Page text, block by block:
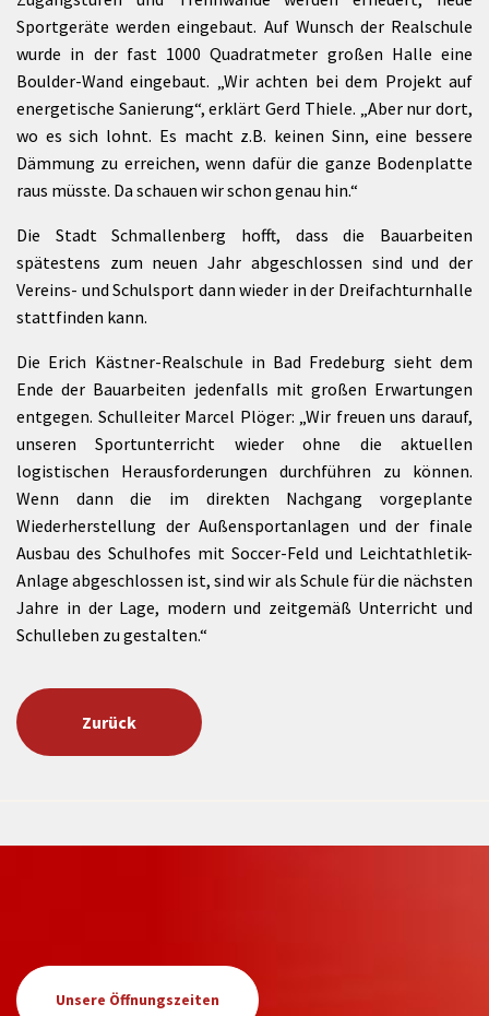
Sportgeräte werden eingebaut. Auf Wunsch der Realschule
wurde in der fast 1000 Quadratmeter großen Halle eine
Boulder-Wand eingebaut. „Wir achten bei dem Projekt auf
energetische Sanierung“, erklärt Gerd Thiele. „Aber nur dort,
wo es sich lohnt. Es macht z.B. keinen Sinn, eine bessere
Dämmung zu erreichen, wenn dafür die ganze Bodenplatte
raus müsste. Da schauen wir schon genau hin.“
Die Stadt Schmallenberg hofft, dass die Bauarbeiten
spätestens zum neuen Jahr abgeschlossen sind und der
Vereins- und Schulsport dann wieder in der Dreifachturnhalle
stattfinden kann.
Die Erich Kästner-Realschule in Bad Fredeburg sieht dem
Ende der Bauarbeiten jedenfalls mit großen Erwartungen
entgegen. Schulleiter Marcel Plöger: „Wir freuen uns darauf,
unseren Sportunterricht wieder ohne die aktuellen
logistischen Herausforderungen durchführen zu können.
Wenn dann die im direkten Nachgang vorgeplante
Wiederherstellung der Außensportanlagen und der finale
Ausbau des Schulhofes mit Soccer-Feld und Leichtathletik-
Anlage abgeschlossen ist, sind wir als Schule für die nächsten
Jahre in der Lage, modern und zeitgemäß Unterricht und
Schulleben zu gestalten.“
Zurück
Unsere Öffnungszeiten